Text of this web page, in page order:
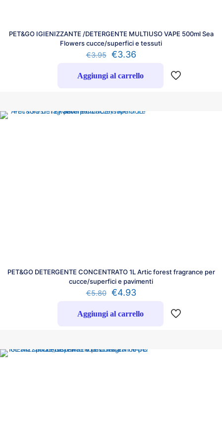
PET&GO IGIENIZZANTE /DETERGENTE MULTIUSO VAPE 500ml Sea
Flowers cucce/superfici e tessuti
€3.95 €3.36
Aggiungi al carrello
PET&GO DETERGENTE CONCENTRATO 1L Artic forest fragrance per
cucce/superfici e pavimenti
€5.80 €4.93
Aggiungi al carrello